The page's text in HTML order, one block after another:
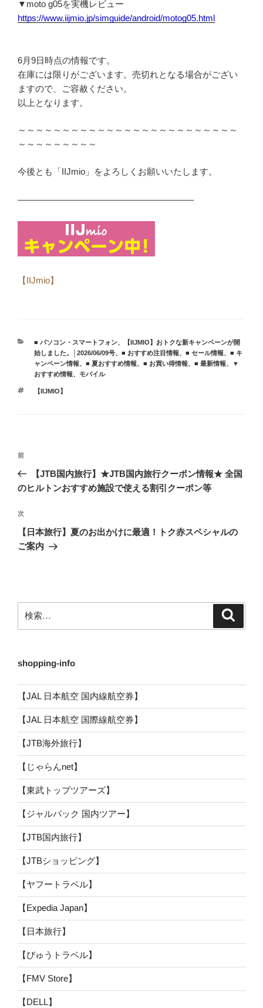
▼moto g05を実機レビュー
https://www.iijmio.jp/simguide/android/motog05.html
6月9日時点の情報です。
在庫には限りがございます。売切れとなる場合がござい
ますので、ご容赦ください。
以上となります。
～～～～～～～～～～～～～～～～～～～～～～～～～
～～～～～～～～～
今後とも「IIJmio」をよろしくお願いいたします。
————————————————————
【IIJmio】
カ
テ
ゴ
リ
■ パソコン・スマートフォン、
【IIJMIO】おトクな新キャンペーンが開
始しました。│2026/06/09号、 ■ おすすめ注目情報、 ■ セール情報、 ■ キ
ャンペーン情報、 ■ 夏おすすめ情報、 ■ お買い得情報、 ■ 最新情報、
▼
おすすめ情報、 モバイル
タ
【IIJMIO】
投
ナ
ゲ
ー
シ
前
の
投
前
【JTB国内旅行】★JTB国内旅行クーポン情報★ 全国
のヒルトンおすすめ施設で使える割引クーポン等
次
の
投
次
【日本旅行】夏のお出かけに最適！トク赤スペシャルの
ご案内
検
索:
shopping-info
【JAL 日本航空 国内線航空券】
【JAL 日本航空 国際線航空券】
【JTB海外旅行】
【じゃらんnet】
【東武トップツアーズ】
【ジャルパック 国内ツアー】
【JTB国内旅行】
【JTBショッピング】
【ヤフートラベル】
【Expedia Japan】
【日本旅行】
【びゅうトラベル】
【FMV Store】
【DELL】